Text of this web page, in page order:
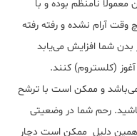
معمولا نامنظم بوده و با
وقت آرام نشده و رفته رفته
بدن شما افزایش می‌یابد
(کلستروم) کنند.
می‌باشد و ممکن است با ترشح
رحم شما در وضعیتی
همین دلیل ممکن است دچار